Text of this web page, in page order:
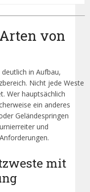
von
in Aufbau,
Nicht jede Weste
Wer hauptsächlich
ein anderes
Geländespringen
und
mit